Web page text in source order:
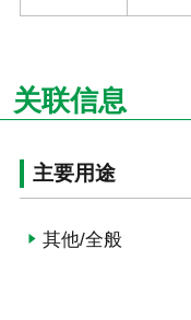
关联信息
主要用途
其他/全般